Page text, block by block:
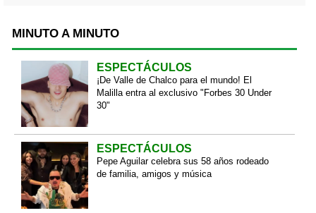
MINUTO A MINUTO
ESPECTÁCULOS
¡De Valle de Chalco para el mundo! El
Malilla entra al exclusivo "Forbes 30 Under
30"
ESPECTÁCULOS
Pepe Aguilar celebra sus 58 años rodeado
de familia, amigos y música